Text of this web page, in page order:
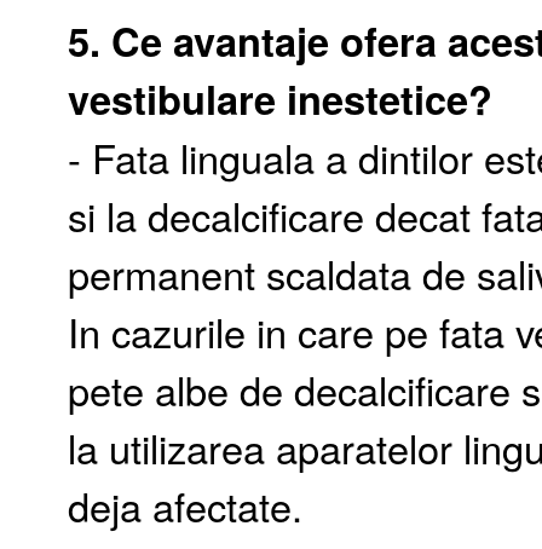
5. Ce avantaje ofera
vestibulare inestetice?
- Fata linguala a dintilor
si la decalcificare decat
permanent scaldata de
In cazurile in care pe fata
pete albe de decalcificare
la utilizarea aparatelor
deja afectate.